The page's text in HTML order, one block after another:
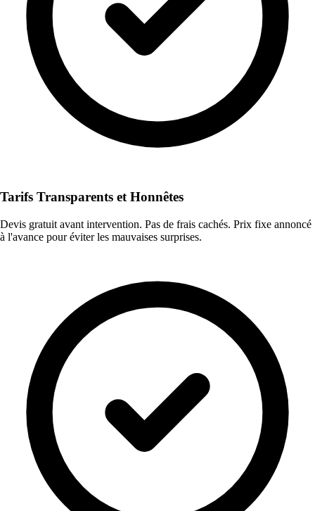
Tarifs Transparents et Honnêtes
Devis gratuit avant intervention. Pas de frais cachés. Prix fixe annoncé
à l'avance pour éviter les mauvaises surprises.